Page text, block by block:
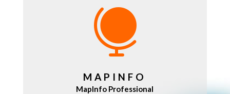

MAPINFO
MapInfo Professional